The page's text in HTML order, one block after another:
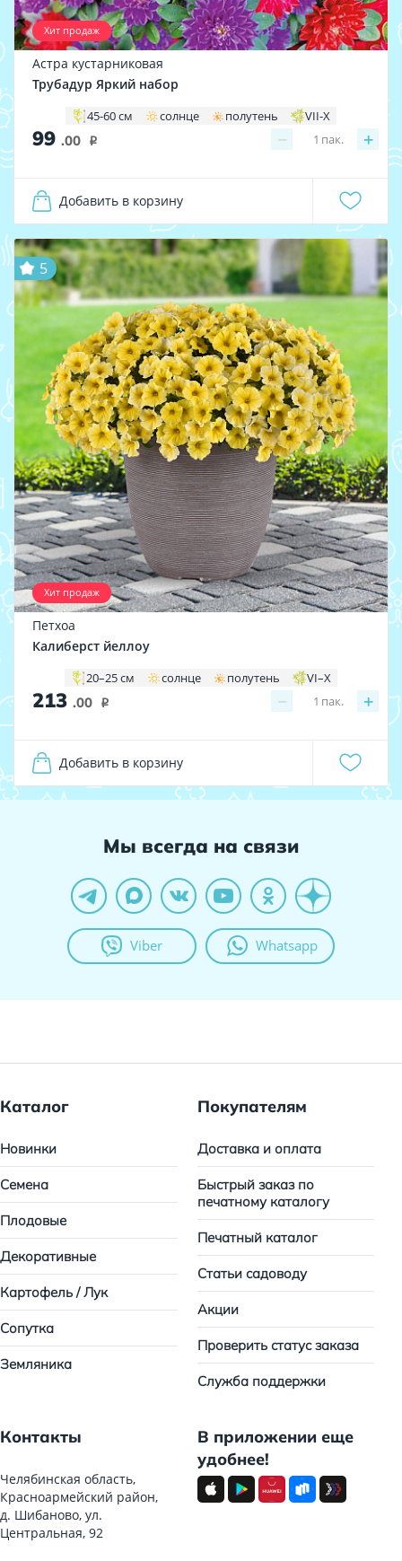
Хит продаж
Астра кустарниковая
Трубадур Яркий набор
45-60 см солнце полутень VII-X
99 .00 i − +
1 пак.
Добавить в корзину
Хит продаж
5
Петхоа
Калиберст йеллоу
20–25 см солнце полутень VI–X
213 .00 i − +
1 пак.
Добавить в корзину
Мы всегда на связи
Viber Whatsapp
Каталог
Новинки
Семена
Плодовые
Декоративные
Картофель / Лук
Сопутка
Земляника
Покупателям
Доставка и оплата
Быстрый заказ по
печатному каталогу
Печатный каталог
Статьи садоводу
Акции
Проверить статус заказа
Служба поддержки
Контакты
Челябинская область,
Красноармейский район,
д. Шибаново, ул.
Центральная, 92
В приложении еще
удобнее!